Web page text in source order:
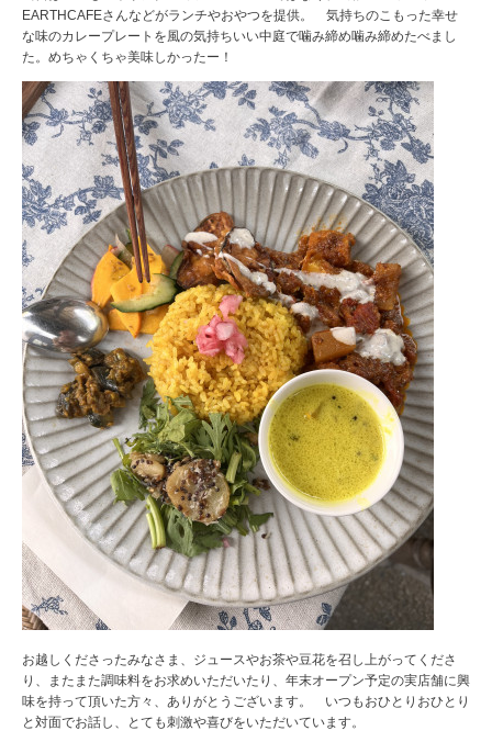
EARTHCAFEさんなどがランチやおやつを提供。 気持ちのこもった幸せ
な味のカレープレートを風の気持ちいい中庭で噛み締め噛み締めたべまし
た。めちゃくちゃ美味しかったー！
お越しくださったみなさま、ジュースやお茶や豆花を召し上がってくださ
り、またまた調味料をお求めいただいたり、年末オープン予定の実店舗に興
味を持って頂いた方々、ありがとうございます。 いつもおひとりおひとり
と対面でお話し、とても刺激や喜びをいただいています。